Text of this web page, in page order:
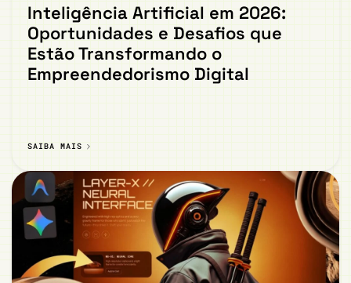
Inteligência Artificial em 2026:
Oportunidades e Desafios que
Estão Transformando o
Empreendedorismo Digital
SAIBA MAIS